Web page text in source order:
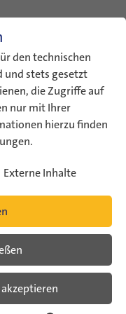
den technischen
und stets gesetzt
die Zugriffe auf
nur mit Ihrer
hierzu finden
Externe Inhalte
–
und